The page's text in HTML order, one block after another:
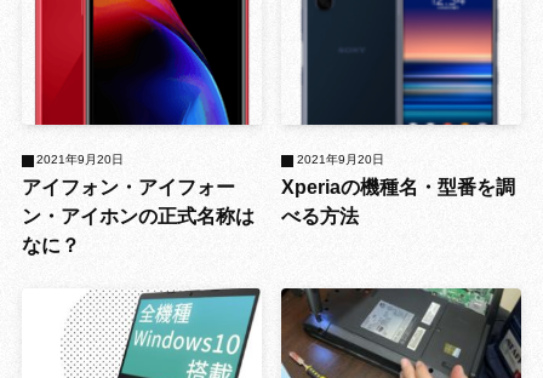
アイフォン・アイフォー
ン・アイホンの正式名称は
なに？
2021年9月20日
Xperiaの機種名・型番を調
べる方法
2021年9月20日